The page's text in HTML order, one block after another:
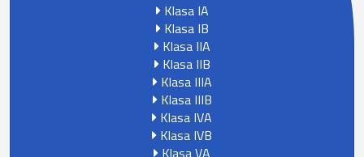
Klasa IA
Klasa IB
Klasa IIA
Klasa IIB
Klasa IIIA
Klasa IIIB
Klasa IVA
Klasa IVB
Klasa VA